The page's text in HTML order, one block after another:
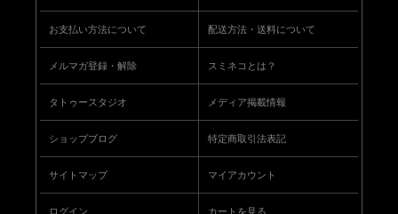
お支払い方法について 配送方法・送料について
メルマガ登録・解除 スミネコとは？
タトゥースタジオ メディア掲載情報
ショップブログ 特定商取引法表記
サイトマップ マイアカウント
ログイン カートを見る